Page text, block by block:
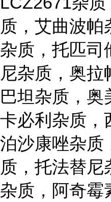
质，艾曲波帕
杂质，托匹司
尼杂质，奥拉
巴坦杂质，奥
卡必利杂质，
泊沙康唑杂质
质，托法替尼
杂质，阿奇霉